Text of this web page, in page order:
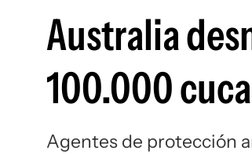
Australia
100.000
Agentes de protección